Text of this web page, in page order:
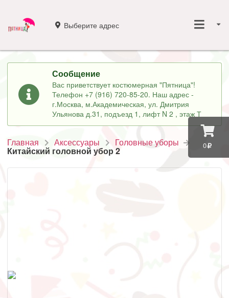
0
Выберите адрес
Сообщение
Вас приветствует костюмерная "Пятница"!
Телефон +7 (916) 720-85-20. Наш адрес -
г.Москва, м.Академическая, ул. Дмитрия
Ульянова д.31, подъезд 1, лифт N 2 , этаж Т
Главная Аксессуары Головные уборы
Китайский головной убор 2